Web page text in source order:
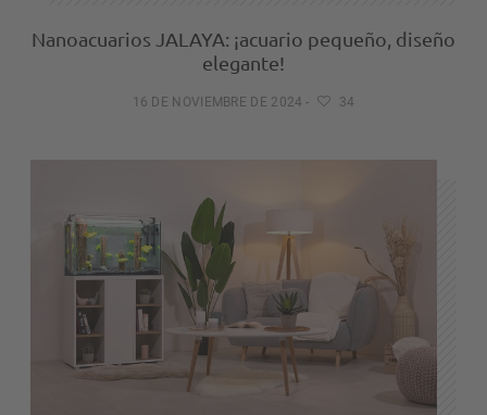
Nanoacuarios JALAYA: ¡acuario pequeño, diseño
elegante!
16 DE NOVIEMBRE DE 2024 - 34